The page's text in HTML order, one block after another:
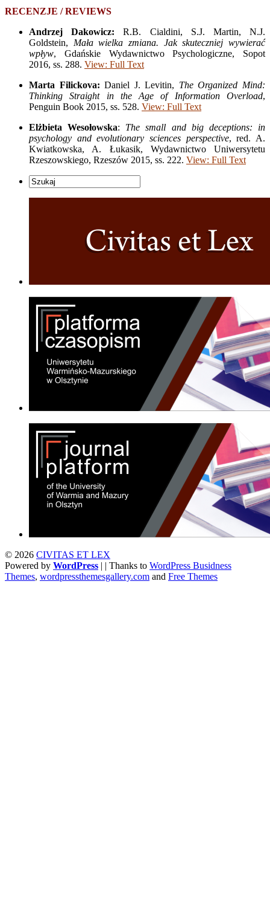
RECENZJE / REVIEWS
AndrzejDakowicz:R.B. Cialdini, S.J. Martin, N.J.
Goldstein, Mała wielka zmiana. Jak skuteczniej wywierać
wpływ, Gdańskie Wydawnictwo Psychologiczne, Sopot
2016, ss. 288. View: Full Text
Marta Filickova: Daniel J. Levitin, The Organized Mind:
Thinking Straight in the Age of Information Overload,
Penguin Book 2015, ss. 528. View: Full Text
Elżbieta Wesołowska: The small and big deceptions: in
psychology and evolutionary sciences perspective, red. A.
Kwiatkowska, A. Łukasik, Wydawnictwo Uniwersytetu
Rzeszowskiego, Rzeszów 2015, ss. 222. View: Full Text
© 2026 CIVITAS ET LEX
Powered by WordPress | | Thanks to WordPress Busidness
Themes, wordpressthemesgallery.com and Free Themes